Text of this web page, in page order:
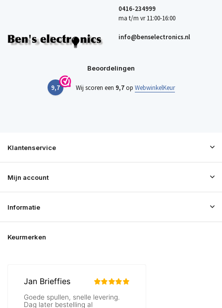
0416-234999
ma t/m vr 11:00-16:00
info@benselectronics.nl
Beoordelingen
9,7 Wij scoren een 9,7op WebwinkelKeur
Klantenservice
Mijn account
Informatie
Keurmerken